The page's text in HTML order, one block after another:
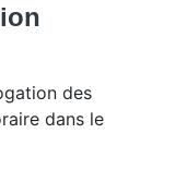
des
dans le